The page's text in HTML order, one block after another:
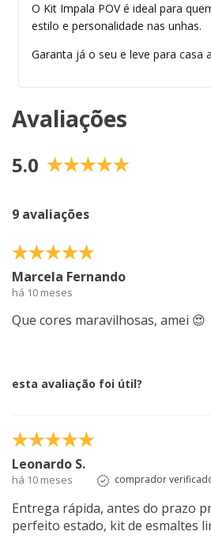
O Kit Impala POV é ideal para
estilo e personalidade nas unhas.
Garanta já o seu e leve para casa
Avaliações
5.0
9 avaliações
Marcela Fernando
há 10 meses
Que cores maravilhosas, amei 😍
esta avaliação foi útil?
Leonardo S.
há 10 meses comprador
Entrega rápida, antes do prazo
perfeito estado, kit de esmaltes